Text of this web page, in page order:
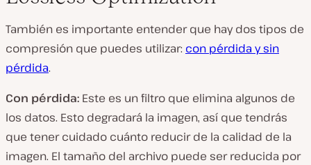
También es importante entender que hay dos tipos de
compresión que puedes utilizar: con pérdida y sin
pérdida.
Con pérdida: Este es un filtro que elimina algunos de
los datos. Esto degradará la imagen, así que tendrás
que tener cuidado cuánto reducir de la calidad de la
imagen. El tamaño del archivo puede ser reducida por